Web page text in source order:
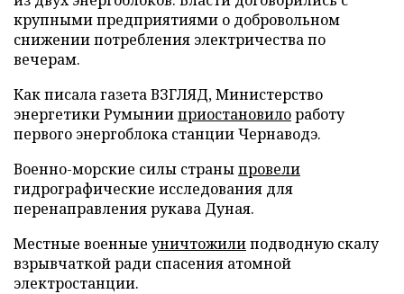
крупными предприятиями о добровольном
снижении потребления электричества по
вечерам.
Как писала газета ВЗГЛЯД, Министерство
энергетики Румынииприостановилоработу
первого энергоблока станции Чернаводэ.
Военно-морские силы страныпровели
гидрографические исследования для
перенаправления рукава Дуная.
Местные военные уничтожилиподводную скалу
взрывчаткой ради спасения атомной
электростанции.